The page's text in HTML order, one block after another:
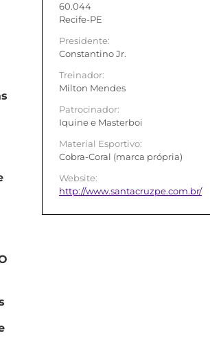
60.044
Recife-PE
Presidente:
Constantino Jr.
Treinador:
Milton Mendes
Patrocinador:
Iquine e Masterboi
Material Esportivo:
Cobra-Coral (marca própria)
Website:
http://www.santacruzpe.com.br/